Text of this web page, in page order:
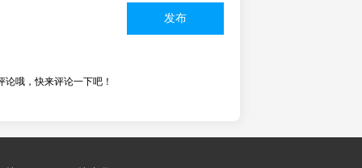
发布
论哦，快来评论一下吧！